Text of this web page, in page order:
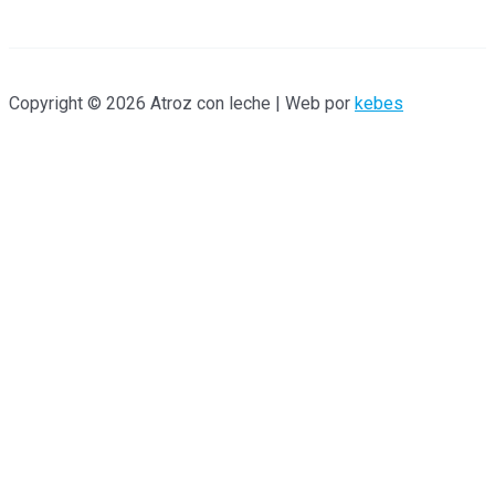
Copyright © 2026 Atroz con leche | Web por kebes